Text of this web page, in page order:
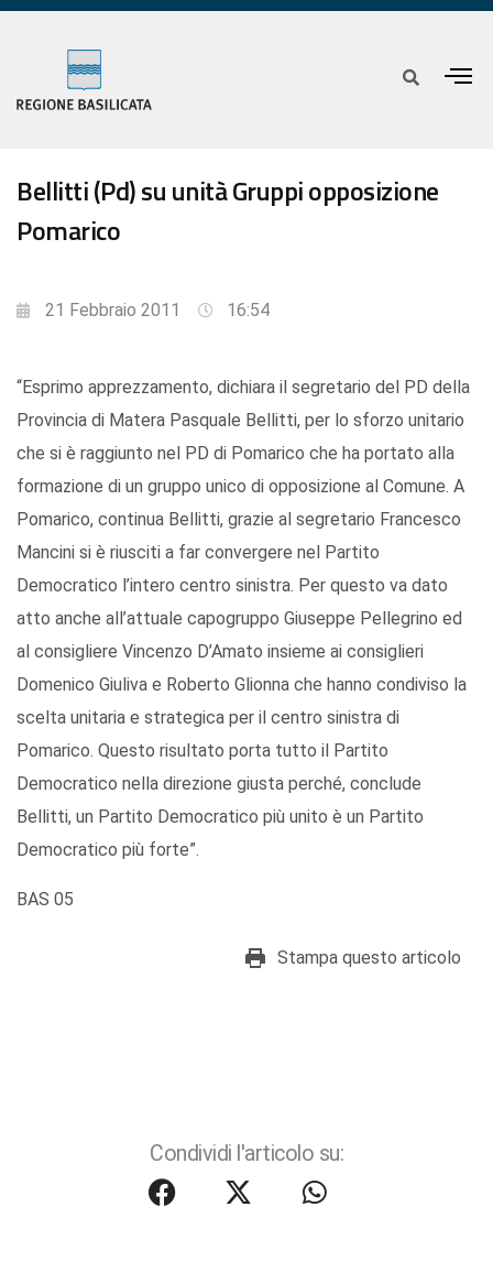
Bellitti (Pd) su unità Gruppi opposizione
Pomarico
21 Febbraio 2011 16:54
“Esprimo apprezzamento, dichiara il segretario del PD della
Provincia di Matera Pasquale Bellitti, per lo sforzo unitario
che si è raggiunto nel PD di Pomarico che ha portato alla
formazione di un gruppo unico di opposizione al Comune. A
Pomarico, continua Bellitti, grazie al segretario Francesco
Mancini si è riusciti a far convergere nel Partito
Democratico l’intero centro sinistra. Per questo va dato
atto anche all’attuale capogruppo Giuseppe Pellegrino ed
al consigliere Vincenzo D’Amato insieme ai consiglieri
Domenico Giuliva e Roberto Glionna che hanno condiviso la
scelta unitaria e strategica per il centro sinistra di
Pomarico. Questo risultato porta tutto il Partito
Democratico nella direzione giusta perché, conclude
Bellitti, un Partito Democratico più unito è un Partito
Democratico più forte”.
BAS 05
Stampa questo articolo
Condividi l'articolo su: